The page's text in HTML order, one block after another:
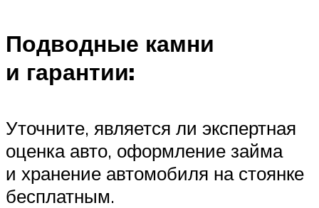
Подводные камни
и гарантии:
Уточните, является ли экспертная
оценка авто, оформление займа
и хранение автомобиля на стоянке
бесплатным.